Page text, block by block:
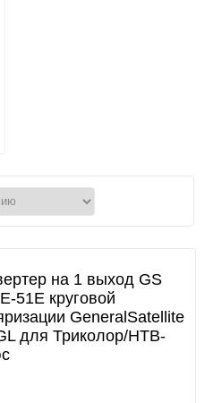
на 1 выход GS
51E круговой
GeneralSatellite
для Триколор/НТВ-